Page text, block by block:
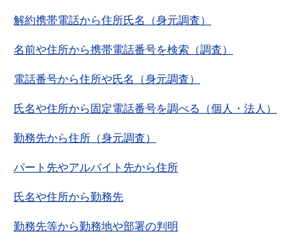
解約携帯電話から住所氏名（身元調査）
名前や住所から携帯電話番号を検索（調査）
電話番号から住所や氏名（身元調査）
氏名や住所から固定電話番号を調べる（個人・法人）
勤務先から住所（身元調査）
パート先やアルバイト先から住所
氏名や住所から勤務先
勤務先等から勤務地や部署の判明